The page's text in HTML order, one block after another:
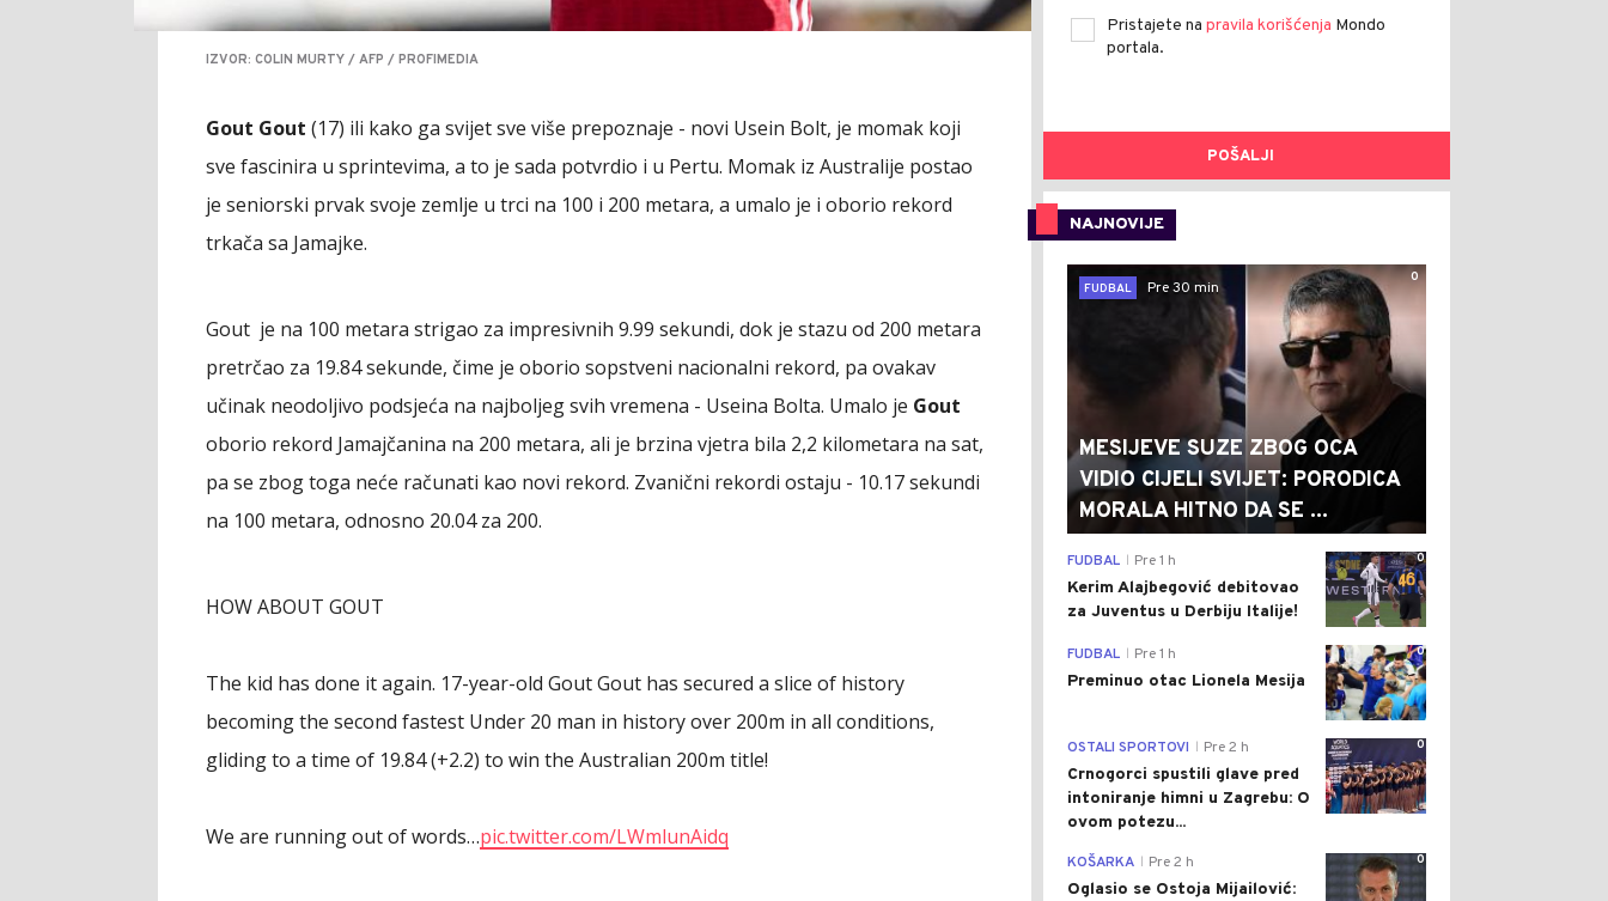
IZVOR: COLIN MURTY / AFP / PROFIMEDIA
Gout Gout (17) ili kako ga svijet sve više prepoznaje - novi Usein Bolt, je momak koji
sve fascinira u sprintevima, a to je sada potvrdio i u Pertu. Momak iz Australije postao
je seniorski prvak svoje zemlje u trci na 100 i 200 metara, a umalo je i oborio rekord
trkača sa Jamajke.
Gout je na 100 metara strigao za impresivnih 9.99 sekundi, dok je stazu od 200 metara
pretrčao za 19.84 sekunde, čime je oborio sopstveni nacionalni rekord, pa ovakav
učinak neodoljivo podsjeća na najboljeg svih vremena - Useina Bolta. Umalo je Gout
oborio rekord Jamajčanina na 200 metara, ali je brzina vjetra bila 2,2 kilometara na sat,
pa se zbog toga neće računati kao novi rekord. Zvanični rekordi ostaju - 10.17 sekundi
na 100 metara, odnosno 20.04 za 200.
HOW ABOUT GOUT
The kid has done it again. 17-year-old Gout Gout has secured a slice of history
becoming the second fastest Under 20 man in history over 200m in all conditions,
gliding to a time of 19.84 (+2.2) to win the Australian 200m title!
We are running out of words…pic.twitter.com/LWmlunAidq
Pristajete na pravila korišćenja Mondo
portala.
POŠALJI
NAJNOVIJE
0
FUDBAL
Pre 30 min
MESIJEVE SUZE ZBOG OCA
VIDIO CIJELI SVIJET: PORODICA
MORALA HITNO DA SE ...
0
FUDBAL Pre 1 h
Kerim Alajbegović debitovao
za Juventus u Derbiju Italije!
0
FUDBAL Pre 1 h
Preminuo otac Lionela Mesija
0
OSTALI SPORTOVI Pre 2 h
Crnogorci spustili glave pred
intoniranje himni u Zagrebu: O
ovom potezu...
0
KOŠARKA Pre 2 h
Oglasio se Ostoja Mijailović: